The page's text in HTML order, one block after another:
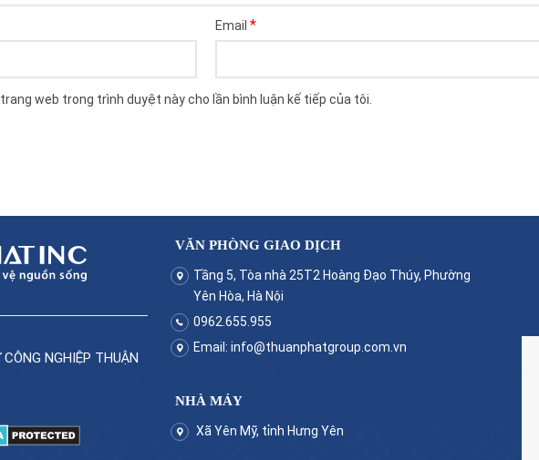
Email *
web trong trình duyệt này cho lần bình luận kế tiếp của tôi.
NGHIỆP THUẬN
VĂN PHÒNG GIAO DỊCH
Tầng 5, Tòa nhà 25T2 Hoàng Đạo Thúy, Phường
Yên Hòa, Hà Nội
0962.655.955
Email:info@thuanphatgroup.com.vn
NHÀ MÁY
Xã Yên Mỹ, tỉnh Hưng Yên